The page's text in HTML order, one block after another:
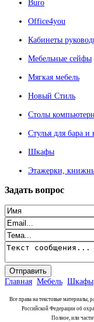
Buro
Office4you
Кабинеты
Мебельные сейфы
Мягкая мебель
Новый Стиль
Столы
Стулья для бара и
Шкафы
Этажерки,
Задать вопрос
Главная Мебель Шкафы
Все права на текстовые материалы,
Российской Федерации об
Полное, или